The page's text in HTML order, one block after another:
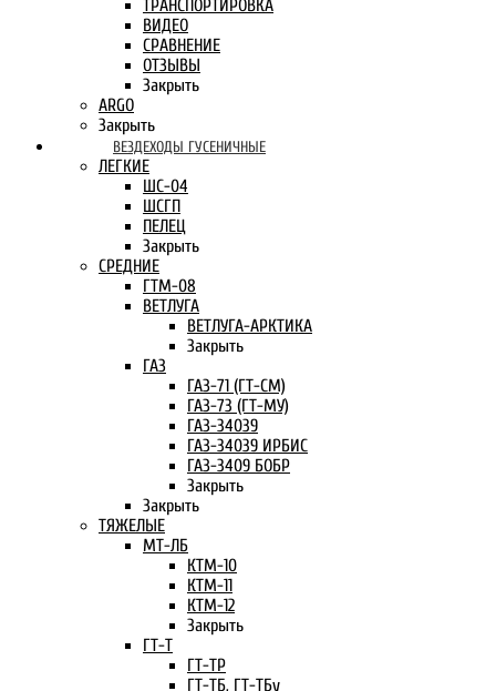
ТРАНСПОРТИРОВКА
ВИДЕО
СРАВНЕНИЕ
ОТЗЫВЫ
Закрыть
ARGO
Закрыть
ВЕЗДЕХОДЫ ГУСЕНИЧНЫЕ
ЛЕГКИЕ
ШС-04
ШСГП
ПЕЛЕЦ
Закрыть
СРЕДНИЕ
ГТМ-08
ВЕТЛУГА
ВЕТЛУГА-АРКТИКА
Закрыть
ГАЗ
ГАЗ-71 (ГТ-СМ)
ГАЗ-73 (ГТ-МУ)
ГАЗ-34039
ГАЗ-34039 ИРБИС
ГАЗ-3409 БОБР
Закрыть
Закрыть
ТЯЖЕЛЫЕ
МТ-ЛБ
КТМ-10
КТМ-11
КТМ-12
Закрыть
ГТ-Т
ГТ-ТР
ГТ-ТБ, ГТ-ТБу